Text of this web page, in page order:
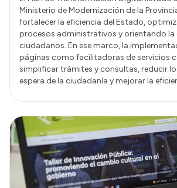
Ministerio de Modernización de la
fortalecer la eficiencia del Estado,
procesos administrativos y orientando la
ciudadanos. En ese marco, la
páginas como facilitadoras de servicios
simplificar trámites y consultas, reducir
espera de la ciudadanía y mejorar la